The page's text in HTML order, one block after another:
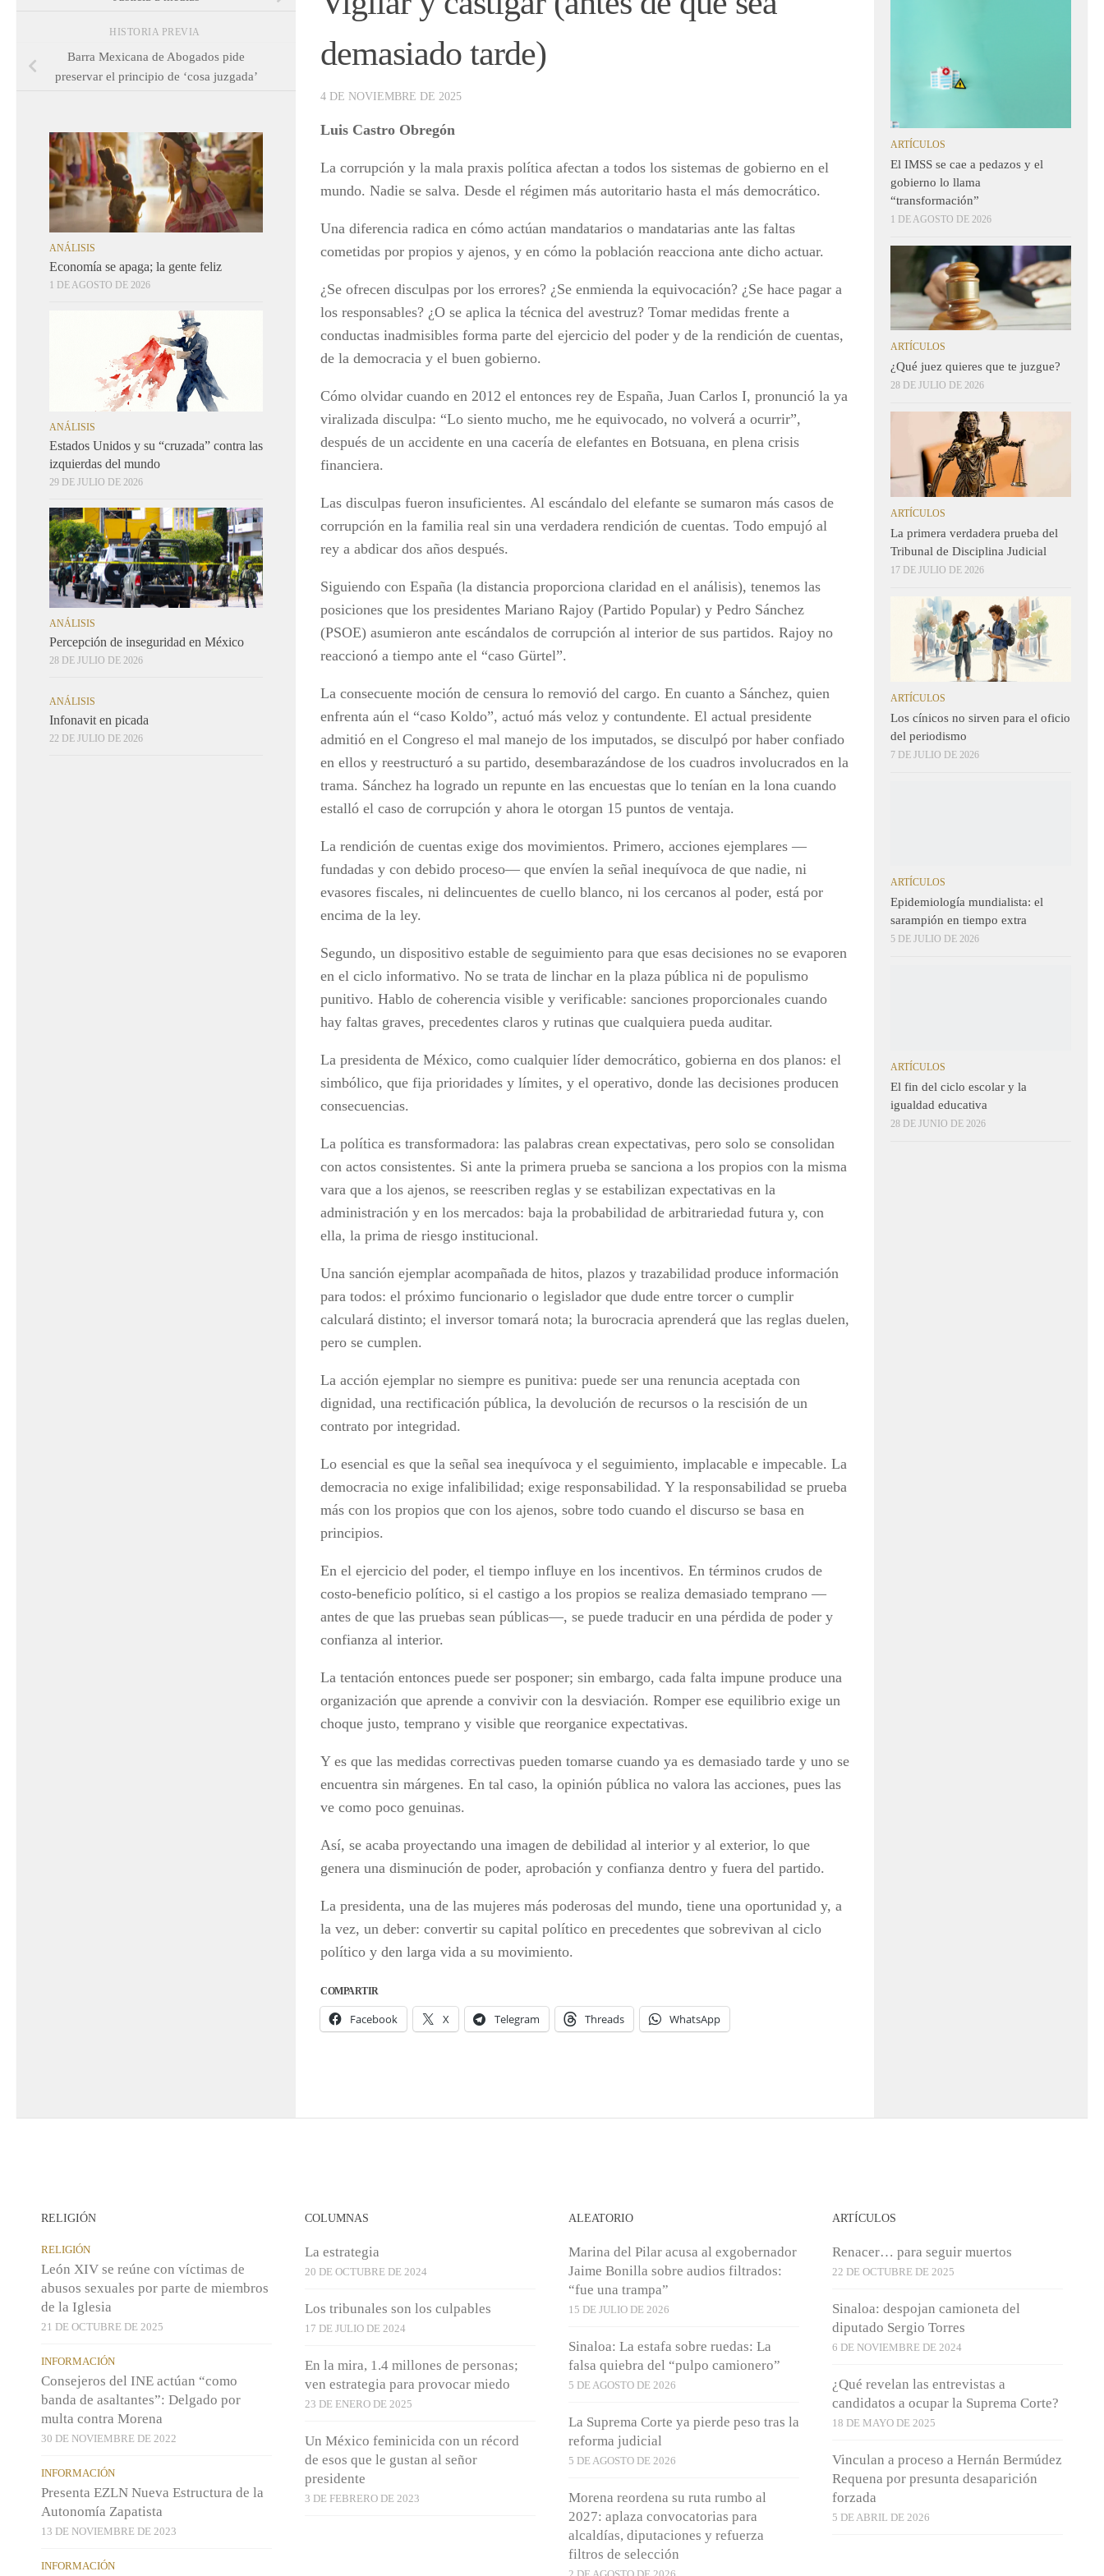
demasiado tarde)
4 DE NOVIEMBRE DE 2025
Luis Castro Obregón
La corrupción y la mala praxis política afectan a todos los sistemas de gobierno en el
mundo. Nadie se salva. Desde el régimen más autoritario hasta el más democrático.
Una diferencia radica en cómo actúan mandatarios o mandatarias ante las faltas
cometidas por propios y ajenos, y en cómo la población reacciona ante dicho actuar.
¿Se ofrecen disculpas por los errores? ¿Se enmienda la equivocación? ¿Se hace pagar a
los responsables? ¿O se aplica la técnica del avestruz? Tomar medidas frente a
conductas inadmisibles forma parte del ejercicio del poder y de la rendición de cuentas,
de la democracia y el buen gobierno.
Cómo olvidar cuando en 2012 el entonces rey de España, Juan Carlos I, pronunció la ya
viralizada disculpa: “Lo siento mucho, me he equivocado, no volverá a ocurrir”,
después de un accidente en una cacería de elefantes en Botsuana, en plena crisis
financiera.
Las disculpas fueron insuficientes. Al escándalo del elefante se sumaron más casos de
corrupción en la familia real sin una verdadera rendición de cuentas. Todo empujó al
rey a abdicar dos años después.
Siguiendo con España (la distancia proporciona claridad en el análisis), tenemos las
posiciones que los presidentes Mariano Rajoy (Partido Popular) y Pedro Sánchez
(PSOE) asumieron ante escándalos de corrupción al interior de sus partidos. Rajoy no
reaccionó a tiempo ante el “caso Gürtel”.
La consecuente moción de censura lo removió del cargo. En cuanto a Sánchez, quien
enfrenta aún el “caso Koldo”, actuó más veloz y contundente. El actual presidente
admitió en el Congreso el mal manejo de los imputados, se disculpó por haber confiado
en ellos y reestructuró a su partido, desembarazándose de los cuadros involucrados en la
trama. Sánchez ha logrado un repunte en las encuestas que lo tenían en la lona cuando
estalló el caso de corrupción y ahora le otorgan 15 puntos de ventaja.
La rendición de cuentas exige dos movimientos. Primero, acciones ejemplares —
fundadas y con debido proceso— que envíen la señal inequívoca de que nadie, ni
evasores fiscales, ni delincuentes de cuello blanco, ni los cercanos al poder, está por
encima de la ley.
Segundo, un dispositivo estable de seguimiento para que esas decisiones no se evaporen
en el ciclo informativo. No se trata de linchar en la plaza pública ni de populismo
punitivo. Hablo de coherencia visible y verificable: sanciones proporcionales cuando
hay faltas graves, precedentes claros y rutinas que cualquiera pueda auditar.
La presidenta de México, como cualquier líder democrático, gobierna en dos planos: el
simbólico, que fija prioridades y límites, y el operativo, donde las decisiones producen
consecuencias.
La política es transformadora: las palabras crean expectativas, pero solo se consolidan
con actos consistentes. Si ante la primera prueba se sanciona a los propios con la misma
vara que a los ajenos, se reescriben reglas y se estabilizan expectativas en la
administración y en los mercados: baja la probabilidad de arbitrariedad futura y, con
ella, la prima de riesgo institucional.
Una sanción ejemplar acompañada de hitos, plazos y trazabilidad produce información
para todos: el próximo funcionario o legislador que dude entre torcer o cumplir
calculará distinto; el inversor tomará nota; la burocracia aprenderá que las reglas duelen,
pero se cumplen.
La acción ejemplar no siempre es punitiva: puede ser una renuncia aceptada con
dignidad, una rectificación pública, la devolución de recursos o la rescisión de un
contrato por integridad.
Lo esencial es que la señal sea inequívoca y el seguimiento, implacable e impecable. La
democracia no exige infalibilidad; exige responsabilidad. Y la responsabilidad se prueba
más con los propios que con los ajenos, sobre todo cuando el discurso se basa en
principios.
En el ejercicio del poder, el tiempo influye en los incentivos. En términos crudos de
costo-beneficio político, si el castigo a los propios se realiza demasiado temprano —
antes de que las pruebas sean públicas—, se puede traducir en una pérdida de poder y
confianza al interior.
La tentación entonces puede ser posponer; sin embargo, cada falta impune produce una
organización que aprende a convivir con la desviación. Romper ese equilibrio exige un
choque justo, temprano y visible que reorganice expectativas.
Y es que las medidas correctivas pueden tomarse cuando ya es demasiado tarde y uno se
encuentra sin márgenes. En tal caso, la opinión pública no valora las acciones, pues las
ve como poco genuinas.
Así, se acaba proyectando una imagen de debilidad al interior y al exterior, lo que
genera una disminución de poder, aprobación y confianza dentro y fuera del partido.
La presidenta, una de las mujeres más poderosas del mundo, tiene una oportunidad y, a
la vez, un deber: convertir su capital político en precedentes que sobrevivan al ciclo
político y den larga vida a su movimiento.
COMPARTIR
Facebook X Telegram Threads WhatsApp
HISTORIA PREVIA
Barra Mexicana de Abogados pide
preservar el principio de ‘cosa juzgada’
ANÁLISIS
Economía se apaga; la gente feliz
1 DE AGOSTO DE 2026
ANÁLISIS
Estados Unidos y su “cruzada” contra las
izquierdas del mundo
29 DE JULIO DE 2026
ANÁLISIS
Percepción de inseguridad en México
28 DE JULIO DE 2026
ANÁLISIS
Infonavit en picada
22 DE JULIO DE 2026
ARTÍCULOS
El IMSS se cae a pedazos y el
gobierno lo llama
“transformación”
1 DE AGOSTO DE 2026
ARTÍCULOS
¿Qué juez quieres que te juzgue?
28 DE JULIO DE 2026
ARTÍCULOS
La primera verdadera prueba del
Tribunal de Disciplina Judicial
17 DE JULIO DE 2026
ARTÍCULOS
Los cínicos no sirven para el oficio
del periodismo
7 DE JULIO DE 2026
ARTÍCULOS
Epidemiología mundialista: el
sarampión en tiempo extra
5 DE JULIO DE 2026
ARTÍCULOS
El fin del ciclo escolar y la
igualdad educativa
28 DE JUNIO DE 2026
RELIGIÓN
RELIGIÓN
León XIV se reúne con víctimas de
abusos sexuales por parte de miembros
de la Iglesia
21 DE OCTUBRE DE 2025
INFORMACIÓN
Consejeros del INE actúan “como
banda de asaltantes”: Delgado por
multa contra Morena
30 DE NOVIEMBRE DE 2022
INFORMACIÓN
Presenta EZLN Nueva Estructura de la
Autonomía Zapatista
13 DE NOVIEMBRE DE 2023
INFORMACIÓN
COLUMNAS
La estrategia
20 DE OCTUBRE DE 2024
Los tribunales son los culpables
17 DE JULIO DE 2024
En la mira, 1.4 millones de personas;
ven estrategia para provocar miedo
23 DE ENERO DE 2025
Un México feminicida con un récord
de esos que le gustan al señor
presidente
3 DE FEBRERO DE 2023
ALEATORIO
Marina del Pilar acusa al exgobernador
Jaime Bonilla sobre audios filtrados:
“fue una trampa”
15 DE JULIO DE 2026
Sinaloa: La estafa sobre ruedas: La
falsa quiebra del “pulpo camionero”
5 DE AGOSTO DE 2026
La Suprema Corte ya pierde peso tras la
reforma judicial
5 DE AGOSTO DE 2026
Morena reordena su ruta rumbo al
2027: aplaza convocatorias para
alcaldías, diputaciones y refuerza
filtros de selección
ARTÍCULOS
Renacer… para seguir muertos
22 DE OCTUBRE DE 2025
Sinaloa: despojan camioneta del
diputado Sergio Torres
6 DE NOVIEMBRE DE 2024
¿Qué revelan las entrevistas a
candidatos a ocupar la Suprema Corte?
18 DE MAYO DE 2025
Vinculan a proceso a Hernán Bermúdez
Requena por presunta desaparición
forzada
5 DE ABRIL DE 2026